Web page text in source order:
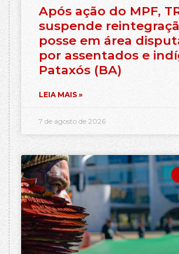
Após ação do MPF,
suspende
posse em área
por assentados e
Pataxós (BA)
LEIA MAIS »
7 de agosto de 2026